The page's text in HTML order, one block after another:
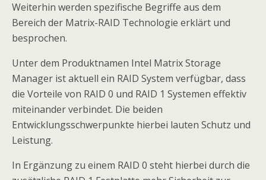
Weiterhin werden spezifische Begriffe aus dem
Bereich der Matrix-RAID Technologie erklärt und
besprochen.
Unter dem Produktnamen Intel Matrix Storage
Manager ist aktuell ein RAID System verfügbar, dass
die Vorteile von RAID 0 und RAID 1 Systemen effektiv
miteinander verbindet. Die beiden
Entwicklungsschwerpunkte hierbei lauten Schutz und
Leistung.
In Ergänzung zu einem RAID 0 steht hierbei durch die